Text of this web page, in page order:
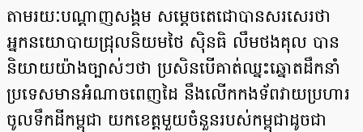
តាមរយៈ​បណ្តាញសង្គម សម្តេចតេជោបាន​សរសេរថា
អ្នកនយោបាយជ្រុលនិយមថៃ សុិនធិ លឹមថងគុល បាន
និយាយយ៉ាងច្បាស់ៗថា ប្រសិនបើគាត់ឈ្នះឆ្នោតដឹកនាំ
ប្រទេសមានអំណាចពេញដៃ នឹងលើកកងទ័ពវាយប្រហារ
ចូលទឹកដីកម្ពុជា យកខេត្តមួយចំនួនរបស់កម្ពុជាដូចជា